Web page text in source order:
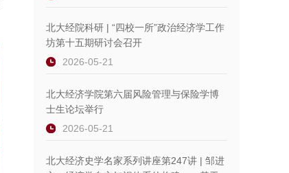
北大经院科研 | “四校一所”政治经济学工作
坊第十五期研讨会召开
2026-05-21
北大经济学院第六届风险管理与保险学博
士生论坛举行
2026-05-21
北大经济史学名家系列讲座第247讲 | 邹进